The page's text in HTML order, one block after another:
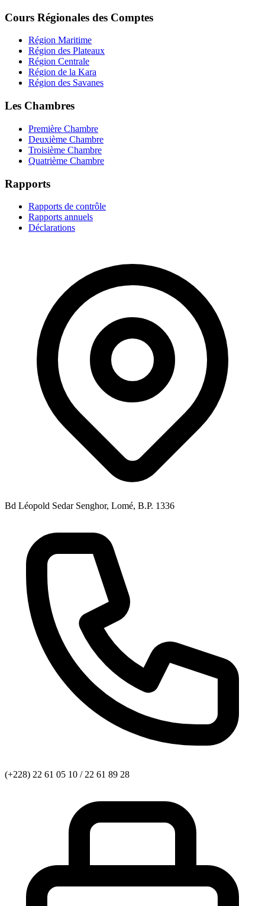
Cours Régionales des Comptes
Région Maritime
Région des Plateaux
Région Centrale
Région de la Kara
Région des Savanes
Les Chambres
Première Chambre
Deuxième Chambre
Troisième Chambre
Quatrième Chambre
Rapports
Rapports de contrôle
Rapports annuels
Déclarations
Bd Léopold Sedar Senghor, Lomé, B.P. 1336
(+228) 22 61 05 10 / 22 61 89 28